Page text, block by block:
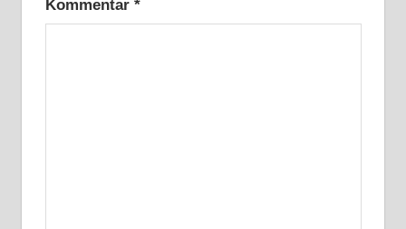
Kommentar *